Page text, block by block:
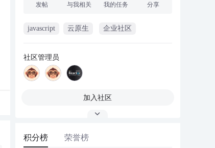
发帖 与我相关 我的任务 分享
javascript 云原生 企业社区
社区管理员
加入社区
积分榜 荣誉榜